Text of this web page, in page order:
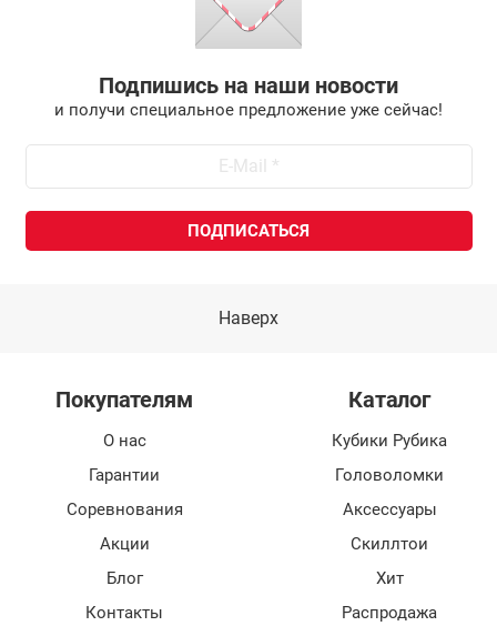
Подпишись на наши новости
и получи специальное предложение уже сейчас!
Наверх
Покупателям
О нас
Гарантии
Соревнования
Акции
Блог
Контакты
Каталог
Кубики Рубика
Головоломки
Аксессуары
Скиллтои
Хит
Распродажа